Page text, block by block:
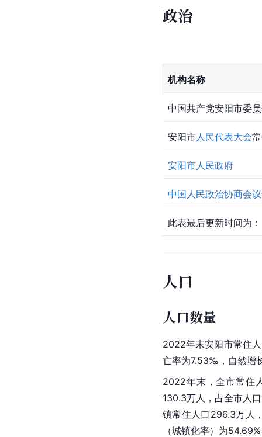
政治
机构名称
中国共产党安阳市委
安阳市人民代表大会
安阳市人民政府
中国人民政治协商会议
此表最后更新时间为
人口
人口数量
2022年末安阳市常住
亡率为7.53‰，自然增
2022年末，全市常住
130.3万人，占全市人
镇常住人口296.3万人
（城镇化率）为